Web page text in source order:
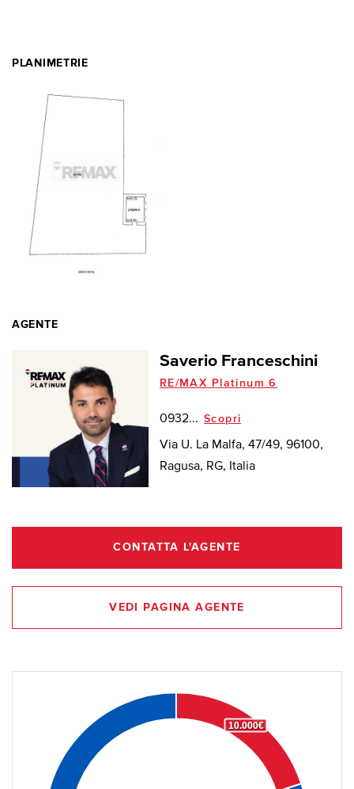
PLANIMETRIE
AGENTE
Saverio Franceschini
RE/MAX Platinum 6
0932... Scopri
Via U. La Malfa, 47/49, 96100,
Ragusa, RG, Italia
CONTATTA L'AGENTE
VEDI PAGINA AGENTE
10.000€